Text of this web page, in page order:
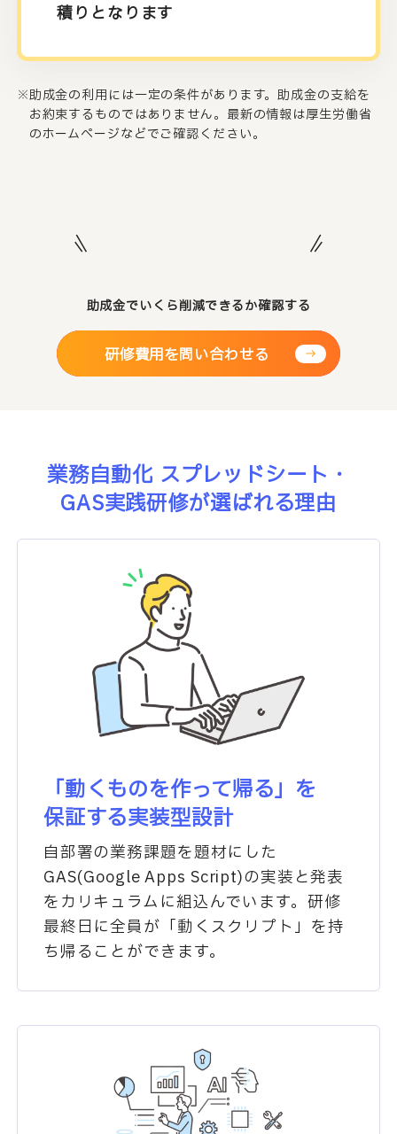
積りとなります
助成金の利用には一定の条件があります。助成金の支給を
お約束するものではありません。最新の情報は厚生労働省
のホームページなどでご確認ください。
助成金でいくら削減できるか確認する
研修費用を問い合わせる
業務自動化 スプレッドシート・
GAS実践研修が選ばれる理由
「動くものを作って帰る」を
保証する実装型設計
自部署の業務課題を題材にした
GAS(Google Apps Script)の実装と発表
をカリキュラムに組込んでいます。研修
最終日に全員が「動くスクリプト」を持
ち帰ることができます。